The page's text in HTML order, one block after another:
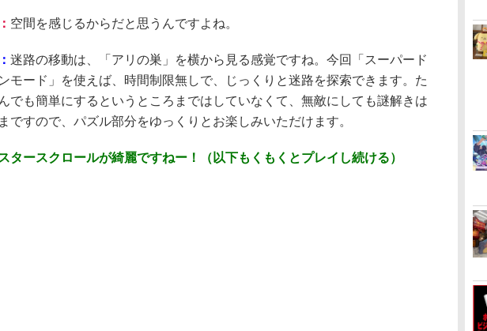
空間を感じるからだと思うんですよね。
迷路の移動は、「アリの巣」を横から見る感覚ですね。今回「スーパード
モード」を使えば、時間制限無しで、じっくりと迷路を探索できます。た
でも簡単にするというところまではしていなくて、無敵にしても謎解きは
ですので、パズル部分をゆっくりとお楽しみいただけます。
タースクロールが綺麗ですねー！（以下もくもくとプレイし続ける）